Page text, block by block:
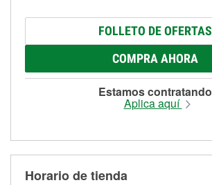
FOLLETO DE OFERTAS
COMPRA AHORA
Estamos contratando
Aplica aquí
Horario de tienda